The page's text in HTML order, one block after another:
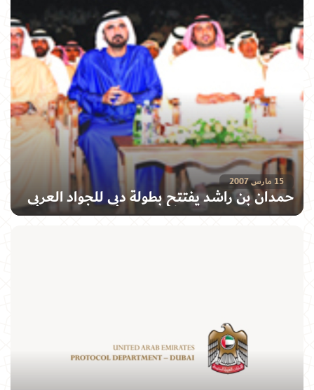
15 مارس 2007
حمدان بن راشد يفتتح بطولة دبي للجواد العربي